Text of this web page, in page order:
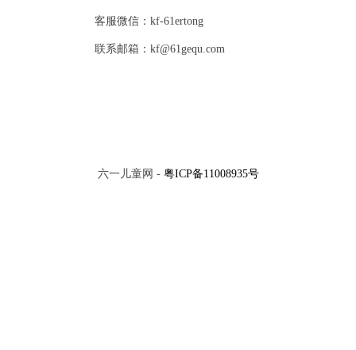
客服微信：kf-61ertong
联系邮箱：kf@61gequ.com
六一儿童网 - 粤ICP备11008935号